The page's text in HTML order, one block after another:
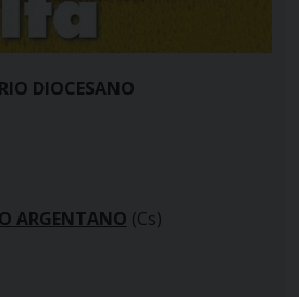
DIOCESANO
ARGENTANO (Cs)